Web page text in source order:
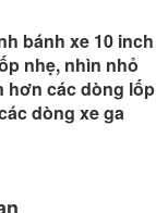
bánh xe 10 inch
nhẹ, nhìn nhỏ
hơn các dòng lốp
dòng xe ga